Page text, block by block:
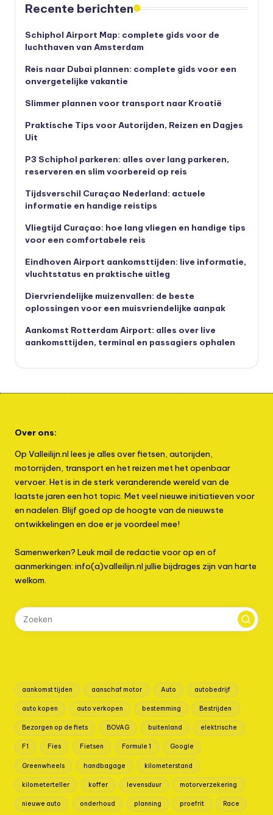
Recente berichten
Schiphol Airport Map: complete gids voor de
luchthaven van Amsterdam
Reis naar Dubai plannen: complete gids voor een
onvergetelijke vakantie
Slimmer plannen voor transport naar Kroatië
Praktische Tips voor Autorijden, Reizen en Dagjes
Uit
P3 Schiphol parkeren: alles over lang parkeren,
reserveren en slim voorbereid op reis
Tijdsverschil Curaçao Nederland: actuele
informatie en handige reistips
Vliegtijd Curaçao: hoe lang vliegen en handige tips
voor een comfortabele reis
Eindhoven Airport aankomsttijden: live informatie,
vluchtstatus en praktische uitleg
Diervriendelijke muizenvallen: de beste
oplossingen voor een muisvriendelijke aanpak
Aankomst Rotterdam Airport: alles over live
aankomsttijden, terminal en passagiers ophalen
Over ons:
Op Valleilijn.nl lees je alles over fietsen, autorijden,
motorrijden, transport en het reizen met het openbaar
vervoer. Het is in de sterk veranderende wereld van de
laatste jaren een hot topic. Met veel nieuwe initiatieven voor
en nadelen. Blijf goed op de hoogte van de nieuwste
ontwikkelingen en doe er je voordeel mee!
Samenwerken? Leuk mail de redactie voor op en of
aanmerkingen: info(a)valleilijn.nl jullie bijdrages zijn van harte
welkom.
aankomst tijden aanschaf motor Auto autobedrijf
auto kopen auto verkopen bestemming Bestrijden
Bezorgen op de fiets BOVAG buitenland elektrische
F1 Fies Fietsen Formule 1 Google
Greenwheels handbagage kilometerstand
kilometerteller koffer levensduur motorverzekering
nieuwe auto onderhoud planning proefrit Race